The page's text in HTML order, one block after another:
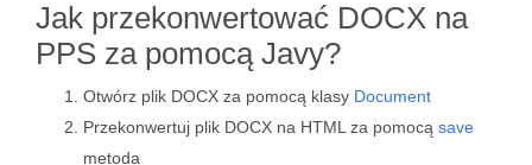
Jak przekonwertować DOCX na
PPS za pomocą Javy?
Otwórz plik DOCX za pomocą klasy Document
Przekonwertuj plik DOCX na HTML za pomocą save
metoda